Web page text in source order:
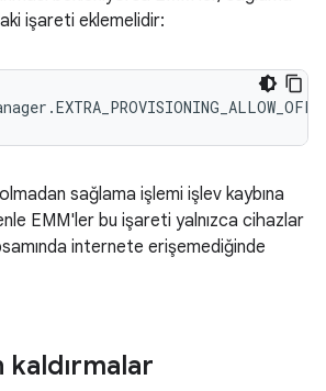
işareti eklemelidir:
sağlama işlemi işlev kaybına
EMM'ler bu işareti yalnızca cihazlar
internete erişemediğinde
kaldırmalar